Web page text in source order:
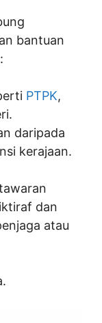
bantuan
PTPK,
daripada
kerajaan.
dan
atau